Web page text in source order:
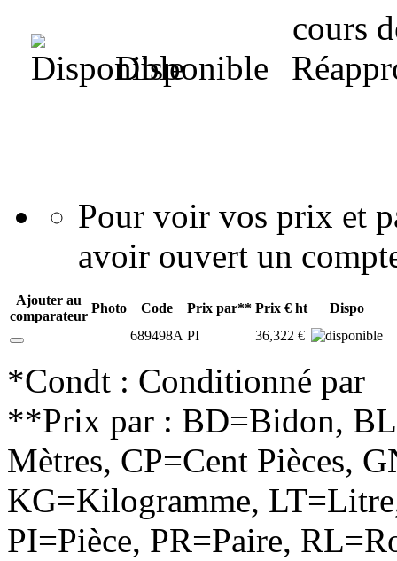
Disponible
Pour voir vos prix et
avoir ouvert un
Ajouter au
comparateur
Photo Code Prix par** Prix € ht
Dispo
689498A PI 36,322 €
*Condt : Conditionné par
**Prix par : BD=Bidon,
Mètres, CP=Cent Pièces,
KG=Kilogramme,
PI=Pièce, PR=Paire,